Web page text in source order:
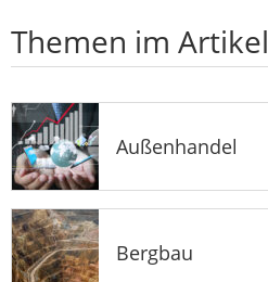
Themen im Artikel
Außenhandel
Bergbau